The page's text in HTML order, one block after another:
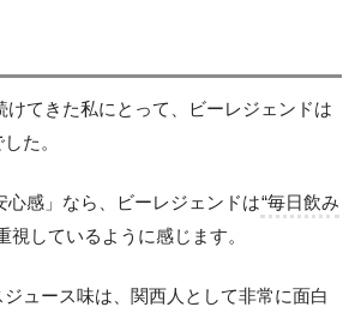
けてきた私にとって、ビーレジェンドは
た。
心感」なら、ビーレジェンドは“毎日飲み
視しているように感じます。
ュース味は、関西人として非常に面白